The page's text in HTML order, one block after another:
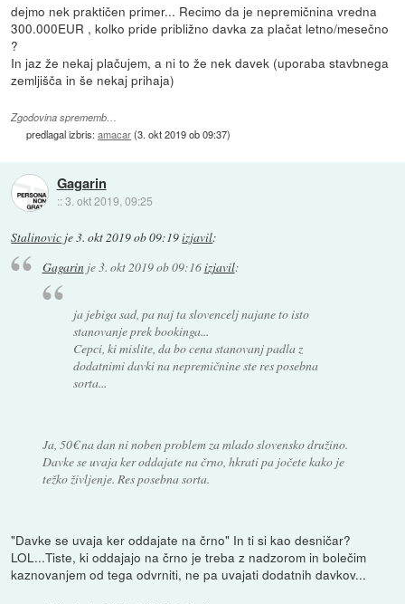
dejmo nek praktičen primer... Recimo da je nepremičnina vredna
300.000EUR , kolko pride približno davka za plačat letno/mesečno
?
In jaz že nekaj plačujem, a ni to že nek davek (uporaba stavbnega
zemljišča in še nekaj prihaja)
Zgodovina sprememb…
predlagal izbris:amacar(3. okt 2019 ob 09:37)
Gagarin
::3. okt 2019, 09:25
Stalinovic je3. okt 2019 ob 09:19izjavil:
Gagarinje3. okt 2019 ob 09:16izjavil:
ja jebiga sad, pa naj ta slovencelj najane to isto
stanovanje prek bookinga...
Cepci, ki mislite, da bo cena stanovanj padla z
dodatnimi davki na nepremičnine ste res posebna
sorta...
Ja, 50€ na dan ni noben problem za mlado slovensko družino.
Davke se uvaja ker oddajate na črno, hkrati pa jočete kako je
težko življenje. Res posebna sorta.
"Davke se uvaja ker oddajate na črno" In ti si kao desničar?
LOL...Tiste, ki oddajajo na črno je treba z nadzorom in bolečim
kaznovanjem od tega odvrniti, ne pa uvajati dodatnih davkov...